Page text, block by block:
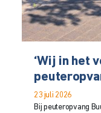
‘Wij in het
23 juli 2026
Bij peuteropvang